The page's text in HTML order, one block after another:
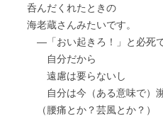
呑んだくれたときの
海老蔵さんみたいです。
―「おい起きろ！」と必死で
自分だから
遠慮は要らないし
自分は今（ある意味で）瀕
（腰痛とか？芸風とか？）